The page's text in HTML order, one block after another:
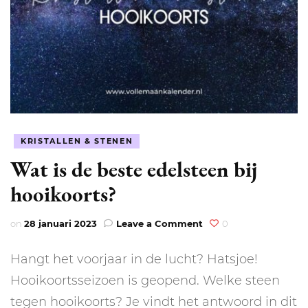
KRISTALLEN & STENEN
Wat is de beste edelsteen bij
hooikoorts?
on 28 januari 2023 Leave a Comment on
de
beste
bij
0
Hangt het voorjaar in de lucht? Hatsjoe!
Hooikoortsseizoen is geopend. Welke steen
tegen hooikoorts? Je vindt het antwoord in dit